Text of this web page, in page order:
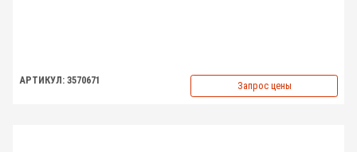
АРТИКУЛ: 3570671 Запрос цены